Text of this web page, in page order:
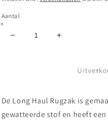
Aantal
Aantal
HAUL
II
Aantal
VANS
HAUL
II
De Long Haul Rugzak is
gewatteerde stof en heeft